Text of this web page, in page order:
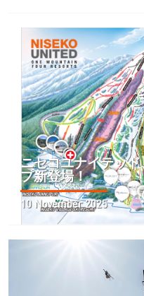
ニセコユナイテッ
プ新登場！
10 November 2025